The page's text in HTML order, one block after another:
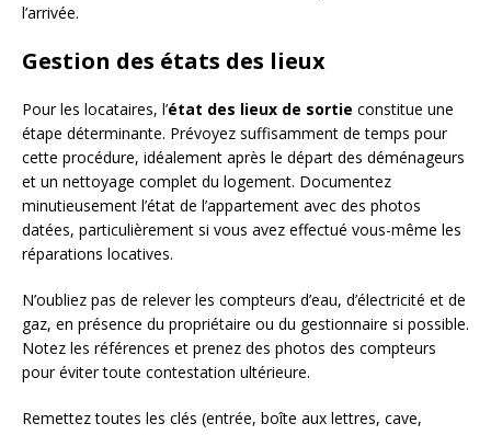
l’arrivée.
Gestion des états des lieux
Pour les locataires, l’état des lieux de sortie constitue une
étape déterminante. Prévoyez suffisamment de temps pour
cette procédure, idéalement après le départ des déménageurs
et un nettoyage complet du logement. Documentez
minutieusement l’état de l’appartement avec des photos
datées, particulièrement si vous avez effectué vous-même les
réparations locatives.
N’oubliez pas de relever les compteurs d’eau, d’électricité et de
gaz, en présence du propriétaire ou du gestionnaire si possible.
Notez les références et prenez des photos des compteurs
pour éviter toute contestation ultérieure.
Remettez toutes les clés (entrée, boîte aux lettres, cave,